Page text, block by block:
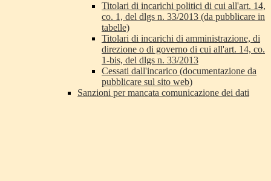
Titolari di incarichi politici di cui all'art. 14,
co. 1, del dlgs n. 33/2013 (da pubblicare in
tabelle)
Titolari di incarichi di amministrazione, di
direzione o di governo di cui all'art. 14, co.
1-bis, del dlgs n. 33/2013
Cessati dall'incarico (documentazione da
pubblicare sul sito web)
Sanzioni per mancata comunicazione dei dati